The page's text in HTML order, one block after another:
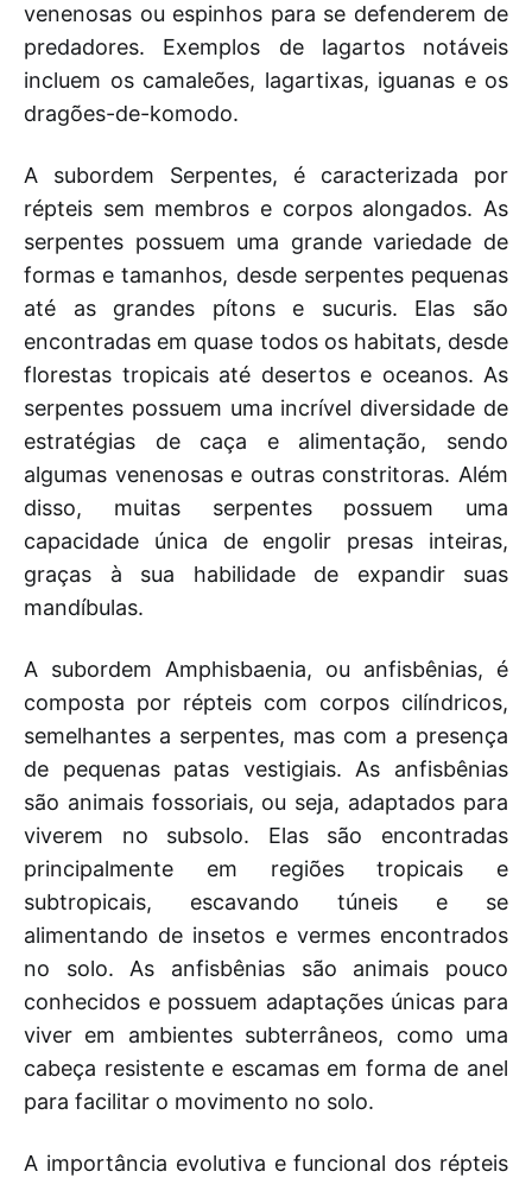
venenosas ou espinhos para se defenderem de
predadores. Exemplos de lagartos notáveis
incluem os camaleões, lagartixas, iguanas e os
dragões-de-komodo.
A subordem Serpentes, é caracterizada por
répteis sem membros e corpos alongados. As
serpentes possuem uma grande variedade de
formas e tamanhos, desde serpentes pequenas
até as grandes pítons e sucuris. Elas são
encontradas em quase todos os habitats, desde
florestas tropicais até desertos e oceanos. As
serpentes possuem uma incrível diversidade de
estratégias de caça e alimentação, sendo
algumas venenosas e outras constritoras. Além
disso, muitas serpentes possuem uma
capacidade única de engolir presas inteiras,
graças à sua habilidade de expandir suas
mandíbulas.
A subordem Amphisbaenia, ou anfisbênias, é
composta por répteis com corpos cilíndricos,
semelhantes a serpentes, mas com a presença
de pequenas patas vestigiais. As anfisbênias
são animais fossoriais, ou seja, adaptados para
viverem no subsolo. Elas são encontradas
principalmente em regiões tropicais e
subtropicais, escavando túneis e se
alimentando de insetos e vermes encontrados
no solo. As anfisbênias são animais pouco
conhecidos e possuem adaptações únicas para
viver em ambientes subterrâneos, como uma
cabeça resistente e escamas em forma de anel
para facilitar o movimento no solo.
A importância evolutiva e funcional dos répteis